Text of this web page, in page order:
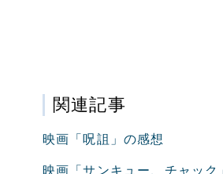
関連記事
映画「呪詛」の感想
映画「サンキュー、チャック